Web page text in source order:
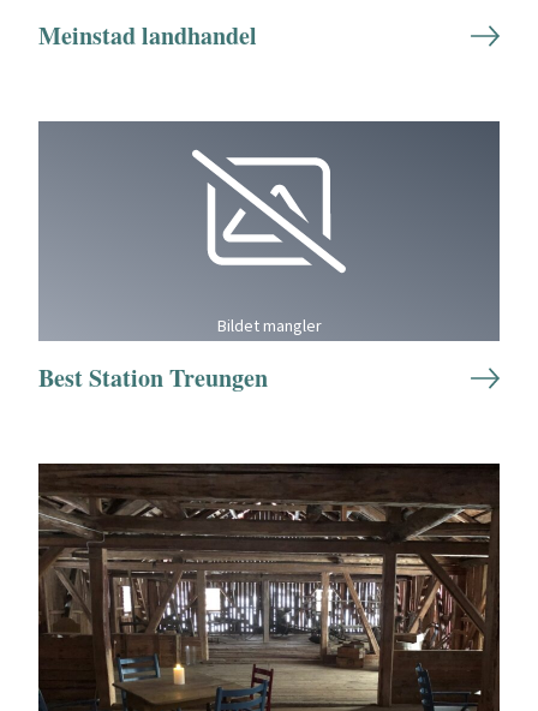
Meinstad landhandel
Bildet mangler
Best Station Treungen